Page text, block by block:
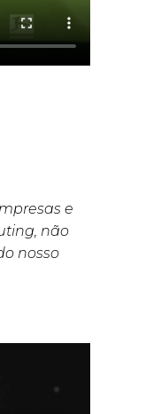
e
não
nosso